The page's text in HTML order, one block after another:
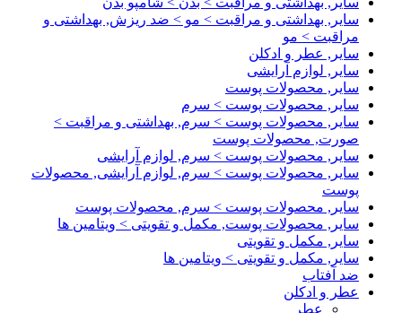
سایر, بهداشتی و مراقبت > مو > ضد ریزش, بهداشتی و
مراقبت > مو
سایر, عطر و ادکلن
سایر, لوازم آرایشی
سایر, محصولات پوست
سایر, محصولات پوست > سرم
سایر, محصولات پوست > سرم, بهداشتی و مراقبت >
صورت, محصولات پوست
سایر, محصولات پوست > سرم, لوازم آرایشی
سایر, محصولات پوست > سرم, لوازم آرایشی, محصولات
پوست
سایر, محصولات پوست > سرم, محصولات پوست
سایر, محصولات پوست, مکمل و تقویتی > ویتامین ها
سایر, مکمل و تقویتی
سایر, مکمل و تقویتی > ویتامین ها
ضد آفتاب
عطر و ادکلن
عطر